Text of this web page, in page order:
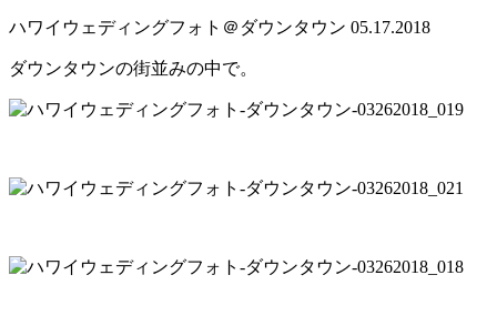
ハワイウェディングフォト＠ダウンタウン 05.17.2018
ダウンタウンの街並みの中で。